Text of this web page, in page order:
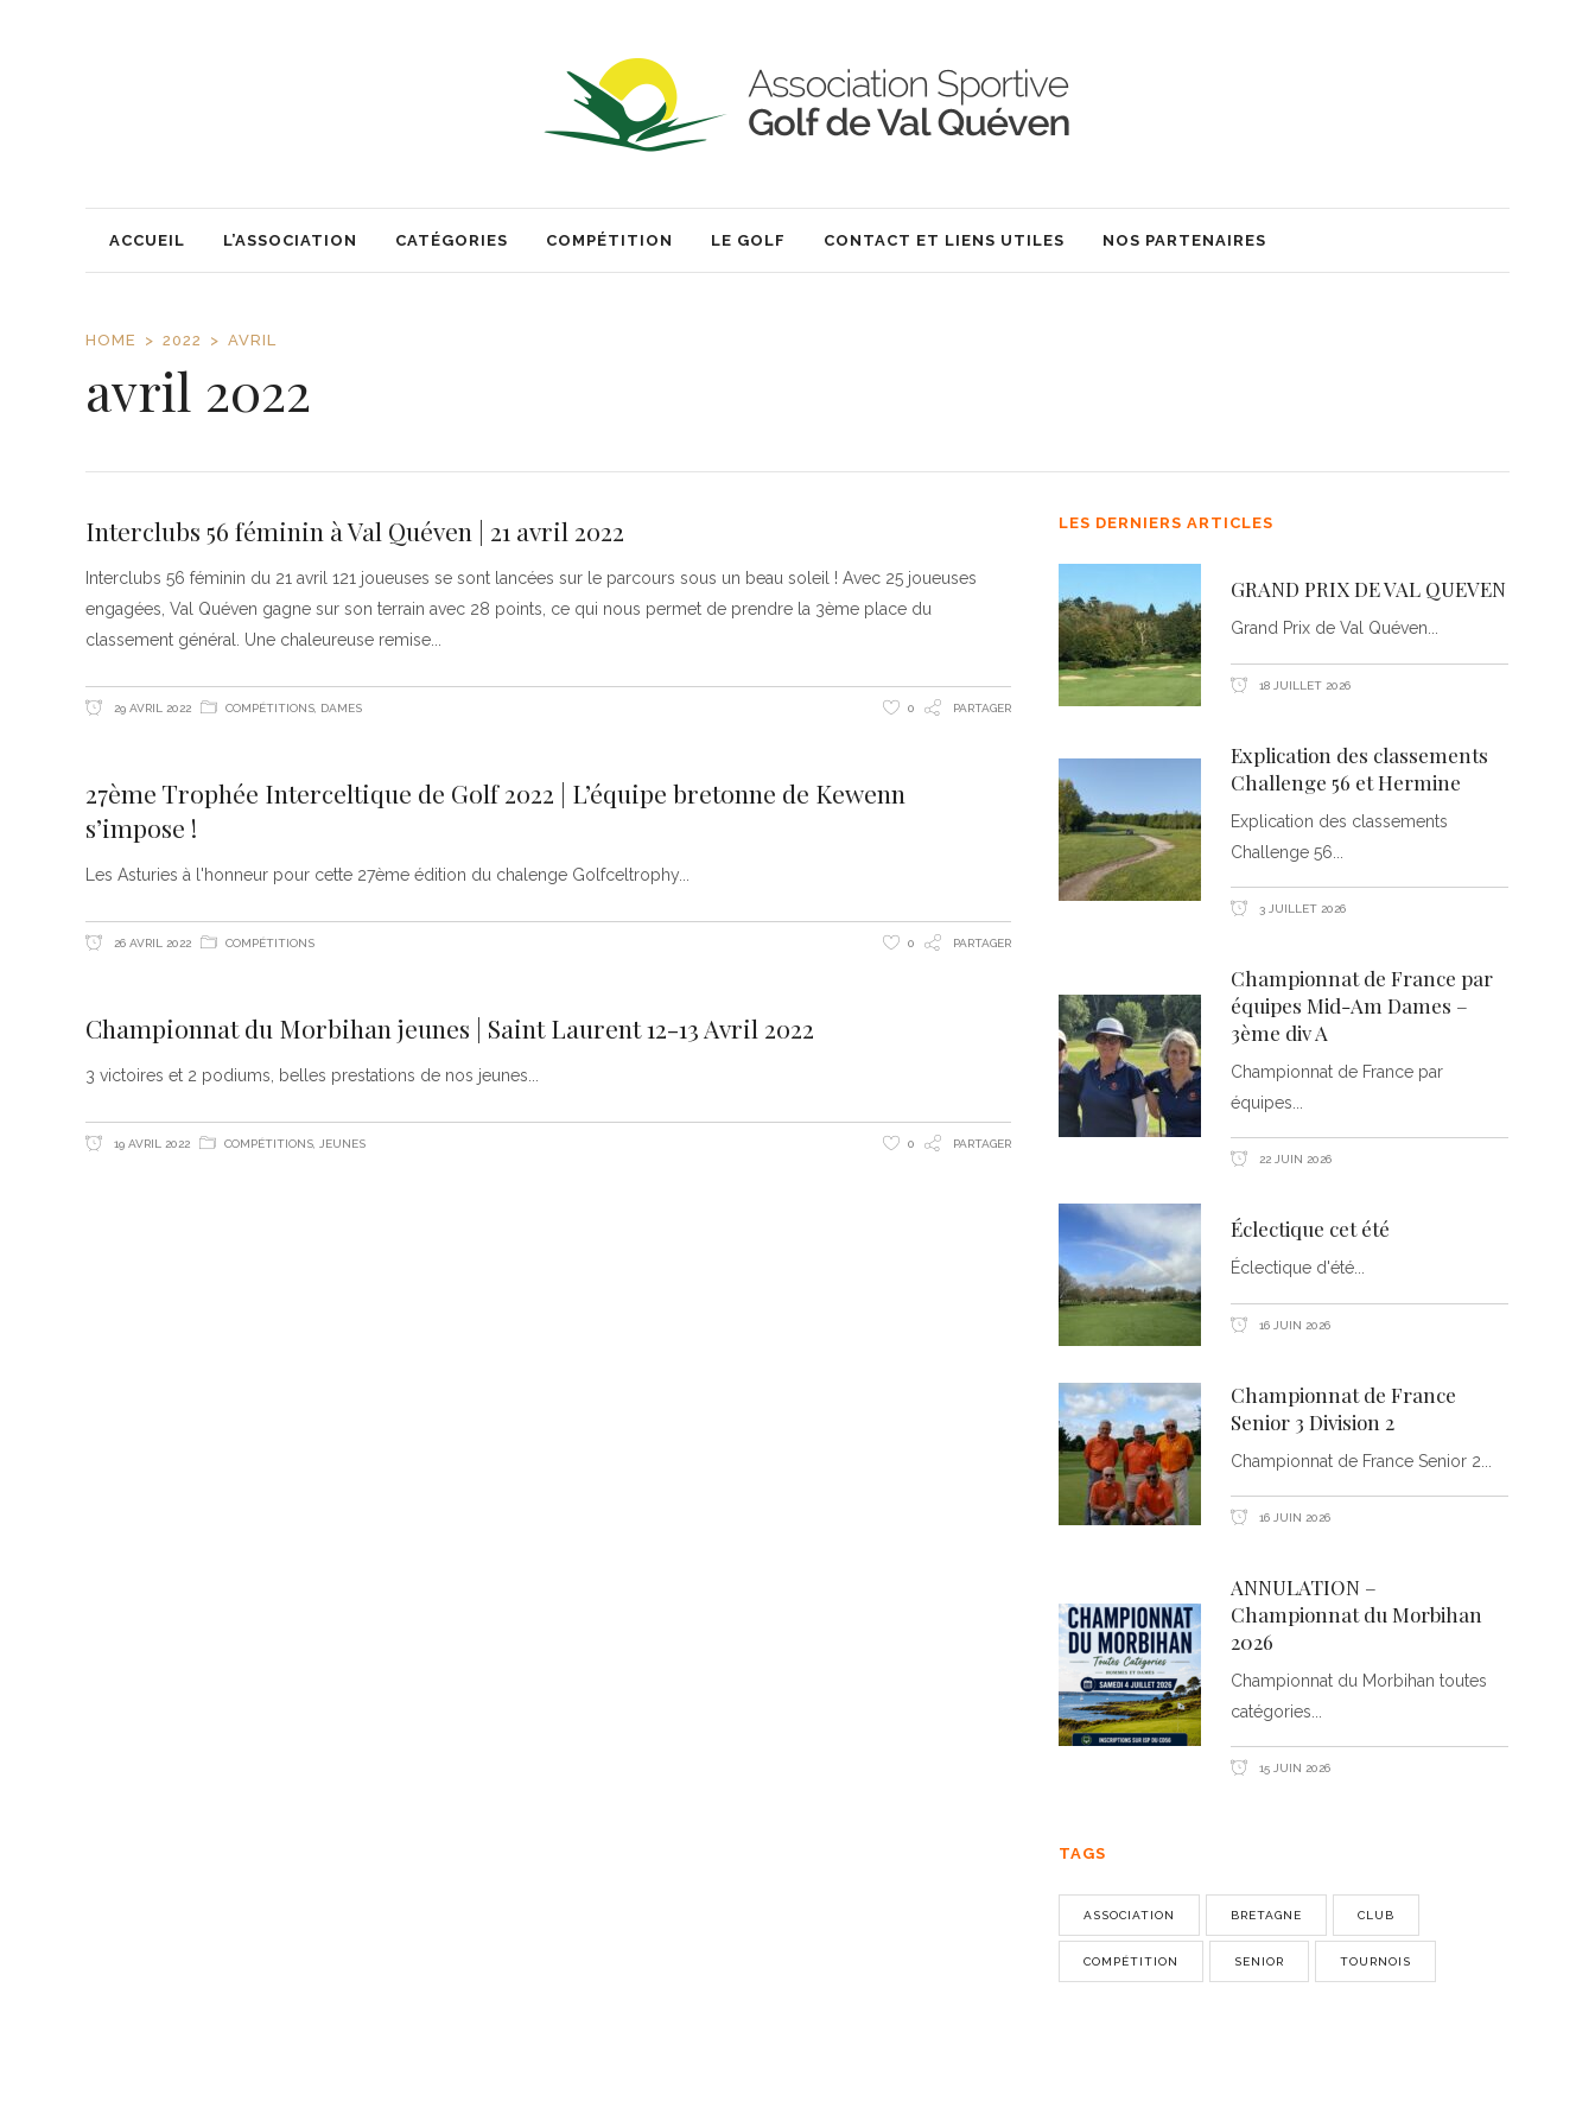
ACCUEIL L’ASSOCIATION CATÉGORIES COMPÉTITION LE GOLF CONTACT ET LIENS UTILES NOS PARTENAIRES
HOME 2022 AVRIL
avril 2022
Interclubs 56 féminin à Val Quéven | 21 avril 2022
Interclubs 56 féminin du 21 avril 121 joueuses se sont lancées sur le parcours sous un beau soleil ! Avec 25 joueuses
engagées, Val Quéven gagne sur son terrain avec 28 points, ce qui nous permet de prendre la 3ème place du
classement général. Une chaleureuse remise
29 AVRIL 2022 COMPÉTITIONS DAMES 0 PARTAGER
27ème Trophée Interceltique de Golf 2022 | L’équipe bretonne de Kewenn
s’impose !
Les Asturies à l'honneur pour cette 27ème édition du chalenge Golfceltrophy
26 AVRIL 2022 COMPÉTITIONS 0 PARTAGER
Championnat du Morbihan jeunes | Saint Laurent 12-13 Avril 2022
3 victoires et 2 podiums, belles prestations de nos jeunes
19 AVRIL 2022 COMPÉTITIONS JEUNES 0 PARTAGER
LES DERNIERS ARTICLES
GRAND PRIX DE VAL QUEVEN
Grand Prix de Val Quéven
18 JUILLET 2026
Explication des classements
Challenge 56 et Hermine
Explication des classements
Challenge 56
3 JUILLET 2026
Championnat de France par
équipes Mid-Am Dames –
3ème div A
Championnat de France par
équipes
22 JUIN 2026
Éclectique cet été
Éclectique d'été
16 JUIN 2026
Championnat de France
Senior 3 Division 2
Championnat de France Senior 2
16 JUIN 2026
ANNULATION –
Championnat du Morbihan
2026
Championnat du Morbihan toutes
catégories
15 JUIN 2026
TAGS
ASSOCIATION BRETAGNE CLUB
COMPÉTITION SENIOR TOURNOIS